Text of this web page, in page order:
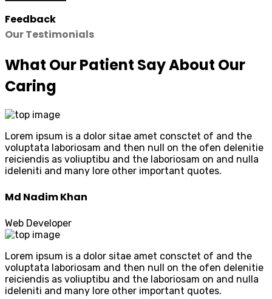
Feedback
Our Testimonials
What Our Patient Say About Our
Caring
Lorem ipsum is a dolor sitae amet consctet of and the
voluptata laboriosam and then null on the ofen delenitie
reiciendis as voliuptibu and the laboriosam on and nulla
ideleniti and many lore other important quotes.
Md Nadim Khan
Web Developer
Lorem ipsum is a dolor sitae amet consctet of and the
voluptata laboriosam and then null on the ofen delenitie
reiciendis as voliuptibu and the laboriosam on and nulla
ideleniti and many lore other important quotes.